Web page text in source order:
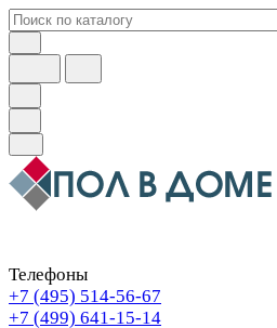
Телефоны
+7 (495) 514-56-67
+7 (499) 641-15-14